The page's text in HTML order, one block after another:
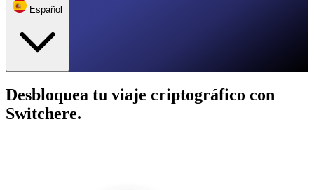
Español
Desbloquea tu viaje criptográfico con
Switchere.